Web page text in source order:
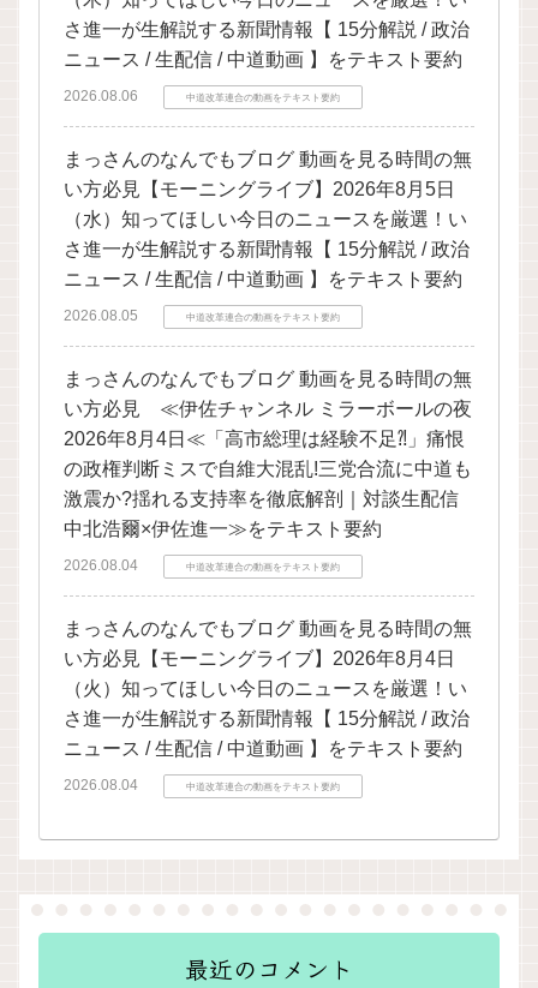
さ進一が生解説する新聞情報【 15分解説 / 政治
ニュース / 生配信 / 中道動画 】をテキスト要約
2026.08.06 中道改革連合の動画をテキスト要約
まっさんのなんでもブログ 動画を見る時間の無
い方必見【モーニングライブ】2026年8月5日
（水）知ってほしい今日のニュースを厳選！い
さ進一が生解説する新聞情報【 15分解説 / 政治
ニュース / 生配信 / 中道動画 】をテキスト要約
2026.08.05 中道改革連合の動画をテキスト要約
まっさんのなんでもブログ 動画を見る時間の無
い方必見 ≪伊佐チャンネル ミラーボールの夜
2026年8月4日≪「高市総理は経験不足⁈」痛恨
の政権判断ミスで自維大混乱!三党合流に中道も
激震か?揺れる支持率を徹底解剖｜対談生配信
中北浩爾×伊佐進一≫をテキスト要約
2026.08.04 中道改革連合の動画をテキスト要約
まっさんのなんでもブログ 動画を見る時間の無
い方必見【モーニングライブ】2026年8月4日
（火）知ってほしい今日のニュースを厳選！い
さ進一が生解説する新聞情報【 15分解説 / 政治
ニュース / 生配信 / 中道動画 】をテキスト要約
2026.08.04 中道改革連合の動画をテキスト要約
最近のコメント